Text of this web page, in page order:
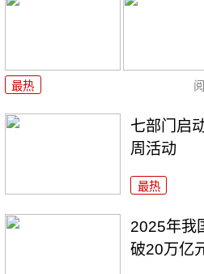
最热
七部门启
周活动
最热
2025年我
破20万亿